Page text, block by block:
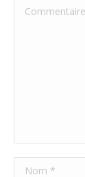
Commentaire
Nom *